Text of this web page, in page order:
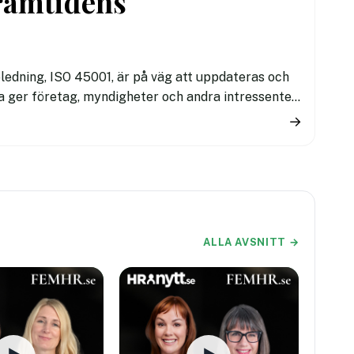
ISO 45001, är på väg att uppdateras och
företag, myndigheter och andra intressenter
→
ALLA AVSNITT →